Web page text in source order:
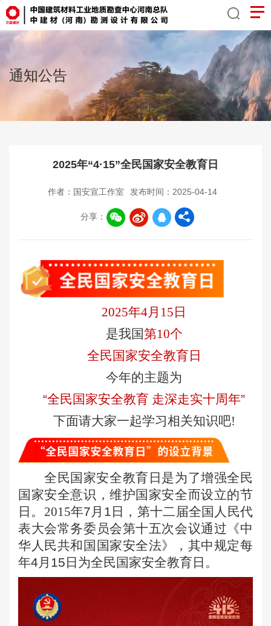
通知公告
2025年“4·15”全民国家安全教育日
作者：国安宣工作室 发布时间：2025-04-14
分享：
2025年4月 15 日
是我国第10个
全民国家安全教育日
今年的主题为
“全民国家安全教育 走深走实十周年”
下面请大家一起学习相关知识吧!
全民国家安全教育日是为了增强全民
国家安全意识，维护国家安全而设立的节
日。 2015年7月 1 日，第十二届全国人民代
表大会常务委员会第十五次会议通过《中
华人民共和国国家安全法》，其中规定每
年4月 15 日为全民国家安全教育日。